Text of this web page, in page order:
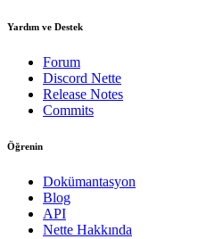
Yardım ve Destek
Forum
Discord Nette
Release Notes
Commits
Öğrenin
Dokümantasyon
Blog
API
Nette Hakkında